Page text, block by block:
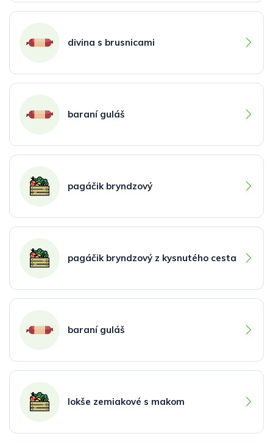
divina s brusnicami
baraní guláš
pagáčik bryndzový
pagáčik bryndzový z kysnutého cesta
baraní guláš
lokše zemiakové s makom